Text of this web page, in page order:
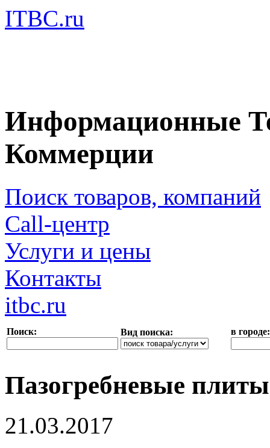
ITBC.ru
Информационные
Коммерции
Поиск товаров, компаний
Call-центр
Услуги и цены
Контакты
itbc.ru
Поиск: Вид поиска: в городе:
Пазогребневые плиты
21.03.2017